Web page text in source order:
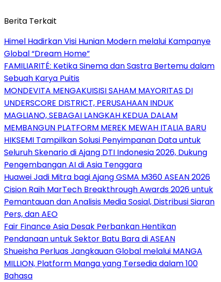
Berita Terkait
Himel Hadirkan Visi Hunian Modern melalui Kampanye
Global “Dream Home”
FAMILIARITÉ: Ketika Sinema dan Sastra Bertemu dalam
Sebuah Karya Puitis
MONDEVITA MENGAKUISISI SAHAM MAYORITAS DI
UNDERSCORE DISTRICT, PERUSAHAAN INDUK
MAGLIANO, SEBAGAI LANGKAH KEDUA DALAM
MEMBANGUN PLATFORM MEREK MEWAH ITALIA BARU
HIKSEMI Tampilkan Solusi Penyimpanan Data untuk
Seluruh Skenario di Ajang DTI Indonesia 2026, Dukung
Pengembangan AI di Asia Tenggara
Huawei Jadi Mitra bagi Ajang GSMA M360 ASEAN 2026
Cision Raih MarTech Breakthrough Awards 2026 untuk
Pemantauan dan Analisis Media Sosial, Distribusi Siaran
Pers, dan AEO
Fair Finance Asia Desak Perbankan Hentikan
Pendanaan untuk Sektor Batu Bara di ASEAN
Shueisha Perluas Jangkauan Global melalui MANGA
MILLION, Platform Manga yang Tersedia dalam 100
Bahasa